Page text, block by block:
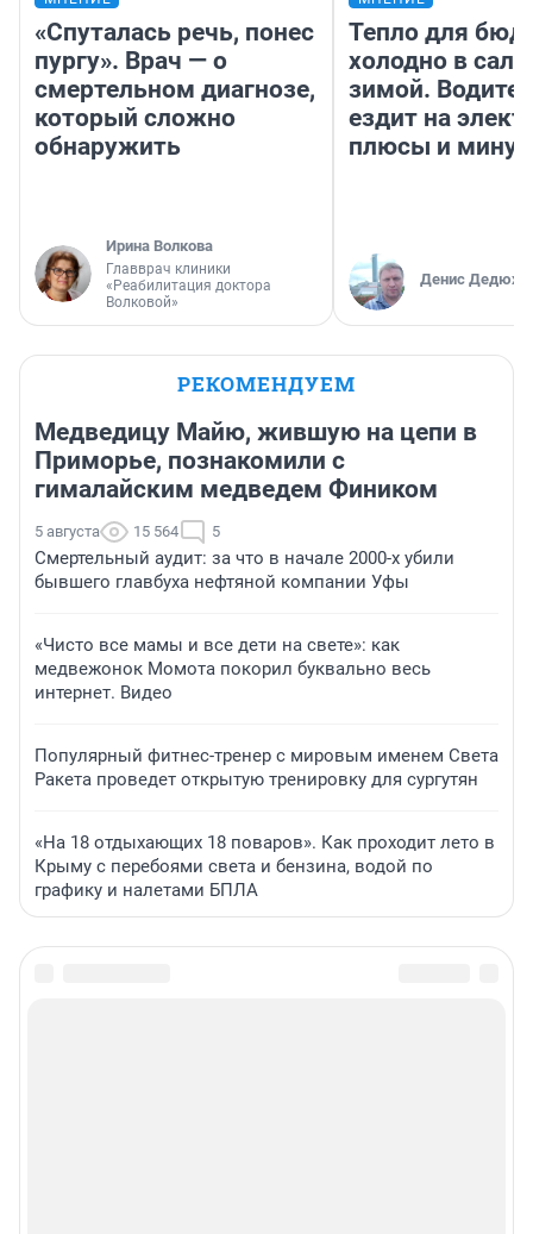
«Спуталась речь, понес
пургу». Врач — о
смертельном диагнозе,
который сложно
обнаружить
Ирина Волкова
Главврач клиники
«Реабилитация доктора
Волковой»
Тепло для
холодно в
зимой.
ездит на
плюсы и
Денис
РЕКОМЕНДУЕМ
Медведицу Майю, жившую на цепи в
Приморье, познакомили с
гималайским медведем Фиником
5 августа 15 564 5
Смертельный аудит: за что в начале 2000-х убили
бывшего главбуха нефтяной компании Уфы
«Чисто все мамы и все дети на свете»: как
медвежонок Момота покорил буквально весь
интернет. Видео
Популярный фитнес-тренер с мировым именем Света
Ракета проведет открытую тренировку для сургутян
«На 18 отдыхающих 18 поваров». Как проходит лето в
Крыму с перебоями света и бензина, водой по
графику и налетами БПЛА